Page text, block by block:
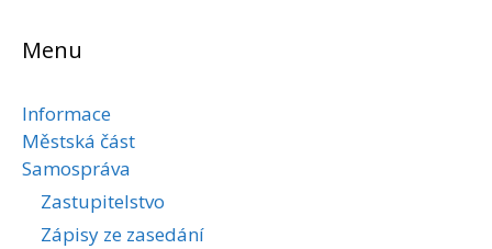
Menu
Informace
Městská část
Samospráva
Zastupitelstvo
Zápisy ze zasedání